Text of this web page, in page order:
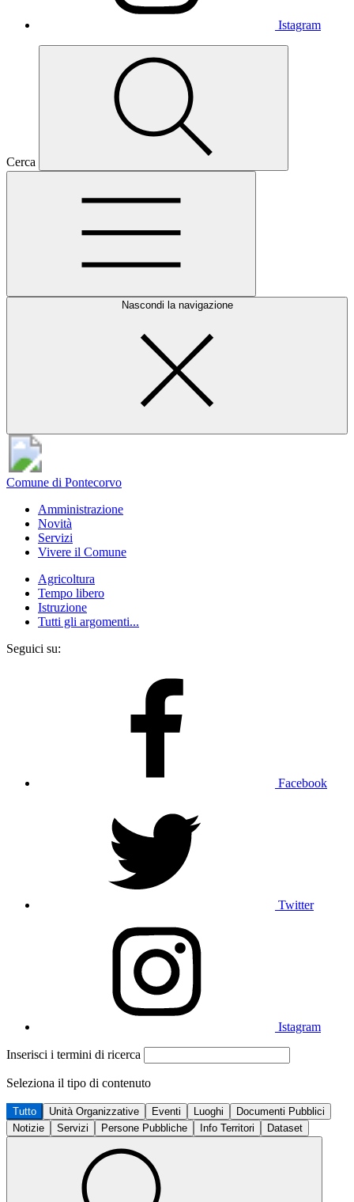
Istagram
Cerca
Nascondi la navigazione
Comune di Pontecorvo
Amministrazione
Novità
Servizi
Vivere il Comune
Agricoltura
Tempo libero
Istruzione
Tutti gli argomenti...
Seguici su:
Facebook
Twitter
Istagram
Inserisci i termini di ricerca
Seleziona il tipo di contenuto
Tutto Unità Organizzative Eventi Luoghi
Documenti Pubblici
Notizie
Servizi Persone Pubbliche Info Territori Dataset